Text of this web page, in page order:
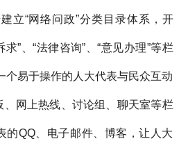
立“网络问政”分类目录体系，开
求”、“法律咨询”、“意见办理”等栏
个易于操作的人大代表与民众互动
、网上热线、讨论组、聊天室等栏
的QQ、电子邮件、博客，让人大